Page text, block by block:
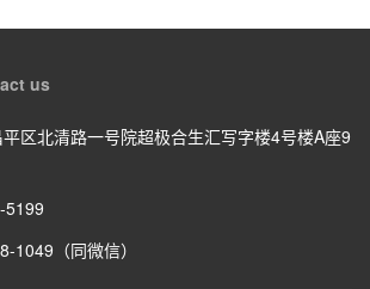
us
区北清路一号院超极合生汇写字楼4号楼A座9
5199
1049（同微信）